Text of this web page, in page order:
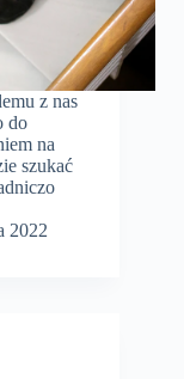
z nas
do
na
szukać
2022